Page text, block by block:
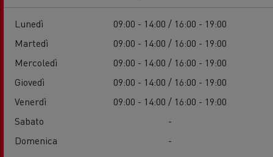
Lunedì
09:00 - 14:00 / 16:00 - 19:00
Martedì
09:00 - 14:00 / 16:00 - 19:00
Mercoledì
09:00 - 14:00 / 16:00 - 19:00
Giovedì
09:00 - 14:00 / 16:00 - 19:00
Venerdì
09:00 - 14:00 / 16:00 - 19:00
Sabato
-
Domenica
-